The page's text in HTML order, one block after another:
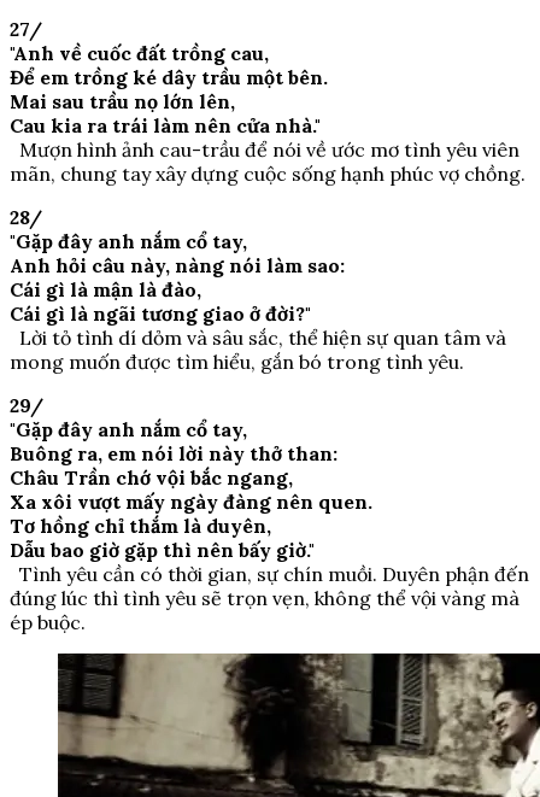
27/
"Anh về cuốc đất trồng cau,
Để em trồng ké dây trầu một bên.
Mai sau trầu nọ lớn lên,
Cau kia ra trái làm nên cửa nhà."
Mượn hình ảnh cau-trầu để nói về ước mơ tình yêu viên
mãn, chung tay xây dựng cuộc sống hạnh phúc vợ chồng.
28/
"Gặp đây anh nắm cổ tay,
Anh hỏi câu này, nàng nói làm sao:
Cái gì là mận là đào,
Cái gì là ngãi tương giao ở đời?"
Lời tỏ tình dí dỏm và sâu sắc, thể hiện sự quan tâm và
mong muốn được tìm hiểu, gắn bó trong tình yêu.
29/
"Gặp đây anh nắm cổ tay,
Buông ra, em nói lời này thở than:
Châu Trần chớ vội bắc ngang,
Xa xôi vượt mấy ngày đàng nên quen.
Tơ hồng chỉ thắm là duyên,
Dẫu bao giờ gặp thì nên bấy giờ."
Tình yêu cần có thời gian, sự chín muồi. Duyên phận đến
đúng lúc thì tình yêu sẽ trọn vẹn, không thể vội vàng mà
ép buộc.